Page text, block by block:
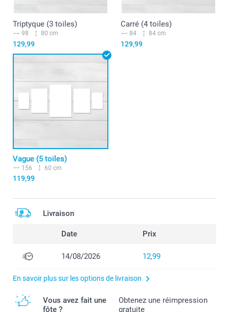
Triptyque (3 toiles)
98 80 cm
129,99
Carré (4 toiles)
84 84 cm
129,99
Vague (5 toiles)
156 60 cm
119,99
Livraison
Date Prix
14/08/2026 12,99
En savoir plus sur les options de livraison
Vous avez fait une
fôte ?
Obtenez une réimpression
gratuite